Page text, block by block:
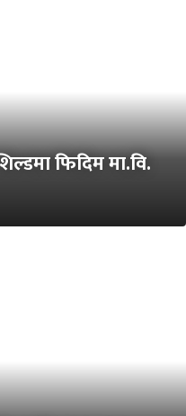
फिदिम मा.वि.